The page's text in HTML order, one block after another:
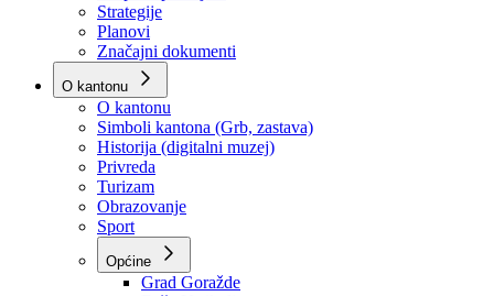
Poslovnik
Program rada Vlade
Ekspoze premijera
Strategije
Planovi
Značajni dokumenti
O kantonu
O kantonu
Simboli kantona (Grb, zastava)
Historija (digitalni muzej)
Privreda
Turizam
Obrazovanje
Sport